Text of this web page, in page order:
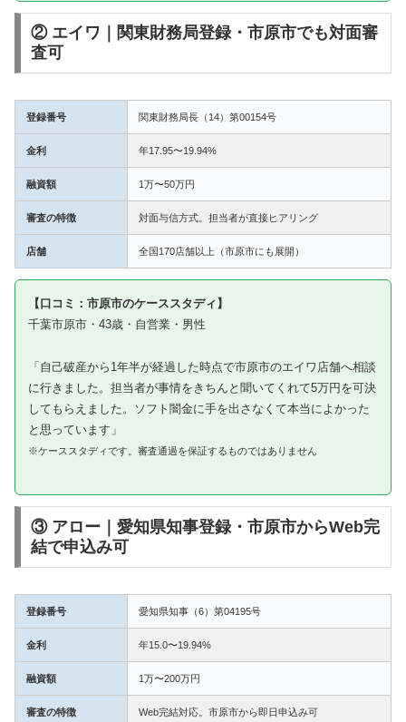
② エイワ｜関東財務局登録・市原市でも対面審
査可
登録番号 関東財務局長（14）第00154号
金利 年17.95〜19.94%
融資額 1万〜50万円
審査の特徴 対面与信方式。担当者が直接ヒアリング
店舗 全国170店舗以上（市原市にも展開）
【口コミ：市原市のケーススタディ】
千葉市原市・43歳・自営業・男性
「自己破産から1年半が経過した時点で市原市のエイワ店舗へ相談
に行きました。担当者が事情をきちんと聞いてくれて5万円を可決
してもらえました。ソフト闇金に手を出さなくて本当によかった
と思っています」
※ケーススタディです。審査通過を保証するものではありません
③ アロー｜愛知県知事登録・市原市からWeb完
結で申込み可
登録番号 愛知県知事（6）第04195号
金利 年15.0〜19.94%
融資額 1万〜200万円
審査の特徴 Web完結対応。市原市から即日申込み可